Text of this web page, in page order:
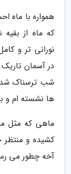
همواره با
که ماه از
نورانی تر و
در آسمان
شب ترسناک
ها نشسته ام و
ماهی که مثل
کشیده و
آخه چطور می